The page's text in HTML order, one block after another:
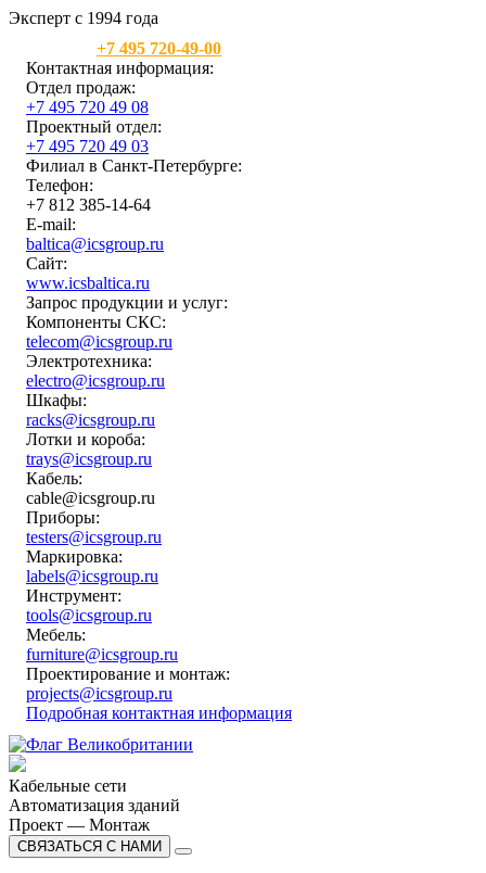
Эксперт с 1994 года
+7 495 720-49-00
Контактная информация:
Отдел продаж:
+7 495 720 49 08
Проектный отдел:
+7 495 720 49 03
Филиал в Санкт-Петербурге:
Телефон:
+7 812 385-14-64
E-mail:
baltica@icsgroup.ru
Сайт:
www.icsbaltica.ru
Запрос продукции и услуг:
Компоненты СКС:
telecom@icsgroup.ru
Электротехника:
electro@icsgroup.ru
Шкафы:
racks@icsgroup.ru
Лотки и короба:
trays@icsgroup.ru
Кабель:
cable@icsgroup.ru
Приборы:
testers@icsgroup.ru
Маркировка:
labels@icsgroup.ru
Инструмент:
tools@icsgroup.ru
Мебель:
furniture@icsgroup.ru
Проектирование и монтаж:
projects@icsgroup.ru
Подробная контактная информация
Кабельные сети
Автоматизация зданий
Проект — Монтаж
СВЯЗАТЬСЯ С НАМИ